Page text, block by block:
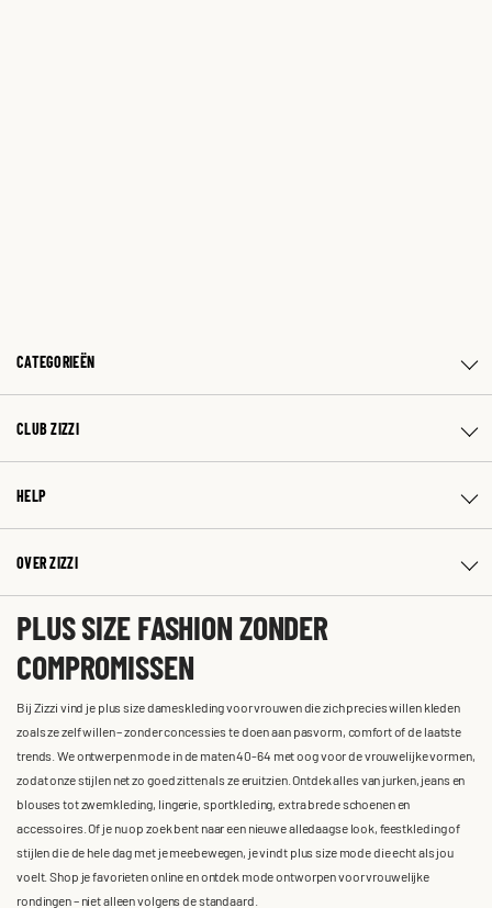
CATEGORIEËN
CLUB ZIZZI
HELP
OVER ZIZZI
PLUS SIZE FASHION ZONDER
COMPROMISSEN
Bij Zizzi vind je plus size dameskleding voor vrouwen die zich precies willen kleden
zoals ze zelf willen – zonder concessies te doen aan pasvorm, comfort of de laatste
trends. We ontwerpen mode in de maten 40-64 met oog voor de vrouwelijke vormen,
zodat onze stijlen net zo goed zitten als ze eruitzien. Ontdek alles van jurken, jeans en
blouses tot zwemkleding, lingerie, sportkleding, extra brede schoenen en
accessoires. Of je nu op zoek bent naar een nieuwe alledaagse look, feestkleding of
stijlen die de hele dag met je meebewegen, je vindt plus size mode die echt als jou
voelt. Shop je favorieten online en ontdek mode ontworpen voor vrouwelijke
rondingen – niet alleen volgens de standaard.